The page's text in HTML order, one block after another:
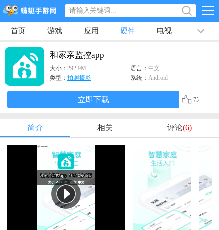
首页 游戏 应用 硬件 电视 排行榜
专题
和家亲监控app
大小： 292.9M 语言： 中文
类型： 拍照摄影 系统： Android
立即下载 75
简介 相关 评论(6)